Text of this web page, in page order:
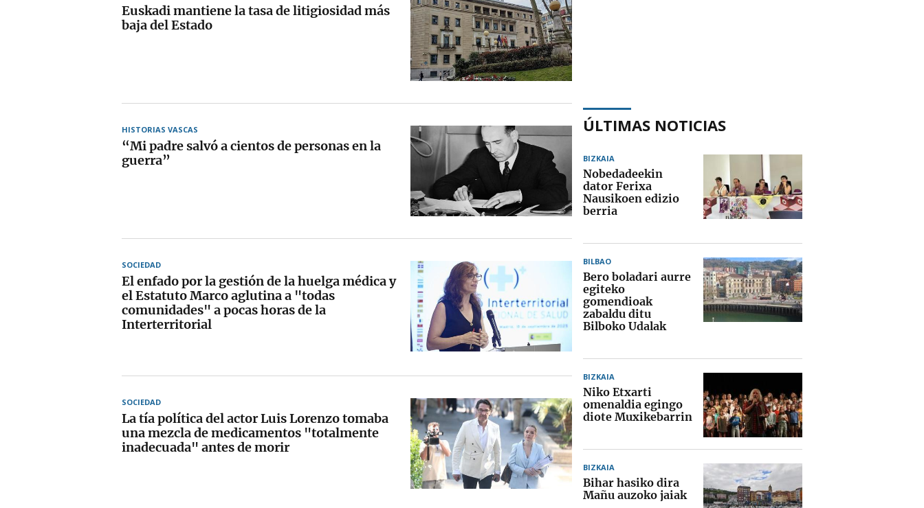
Euskadi mantiene la tasa de litigiosidad más
baja del Estado
HISTORIAS VASCAS
“Mi padre salvó a cientos de personas en la
guerra”
SOCIEDAD
El enfado por la gestión de la huelga médica y
el Estatuto Marco aglutina a "todas
comunidades" a pocas horas de la
Interterritorial
SOCIEDAD
La tía política del actor Luis Lorenzo tomaba
una mezcla de medicamentos "totalmente
inadecuada" antes de morir
ÚLTIMAS NOTICIAS
BIZKAIA
Nobedadeekin
dator Ferixa
Nausikoen edizio
berria
BILBAO
Bero boladari aurre
egiteko
gomendioak
zabaldu ditu
Bilboko Udalak
BIZKAIA
Niko Etxarti
omenaldia egingo
diote Muxikebarrin
BIZKAIA
Bihar hasiko dira
Mañu auzoko jaiak